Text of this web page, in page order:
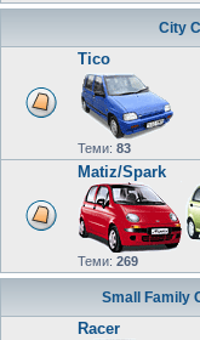
City
Tico
Теми: 83
Matiz/Spark
Теми: 269
Small Family
Racer